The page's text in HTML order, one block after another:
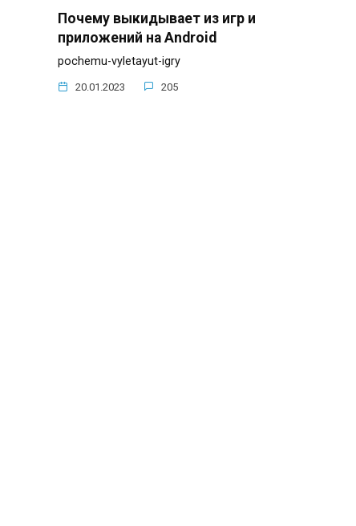
Почему выкидывает из игр и
приложений на Android
pochemu-vyletayut-igry
20.01.2023 205